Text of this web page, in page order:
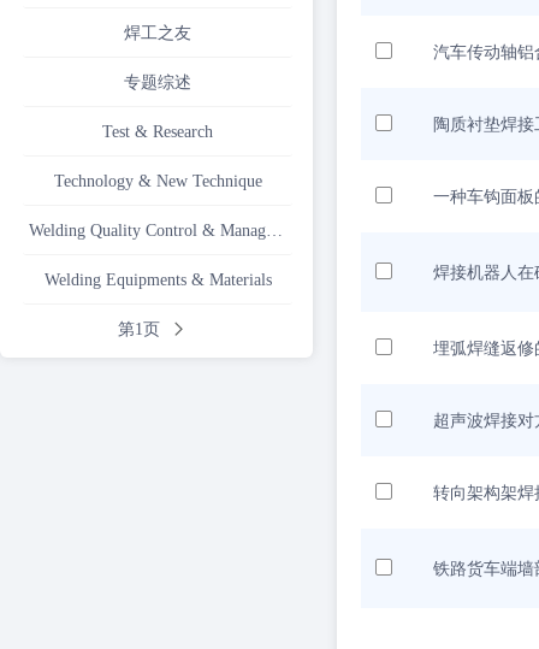
焊工之友
专题综述
Test & Research
Technology & New Technique
Welding Quality Control & Management
Welding Equipments & Materials
第1页
汽车传动轴
陶质衬垫焊
一种车钩面
焊接机器人
埋弧焊缝返修
超声波焊接
转向架构架
铁路货车端